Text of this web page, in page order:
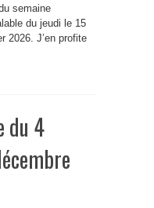
semaine
du jeudi le 15
2026. J’en profite
du 4